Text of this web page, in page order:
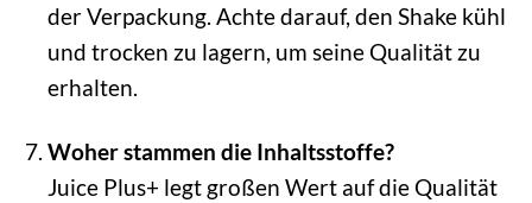
der Verpackung. Achte darauf, den Shake kühl
und trocken zu lagern, um seine Qualität zu
erhalten.
Woher stammen die Inhaltsstoffe?
Juice Plus+ legt großen Wert auf die Qualität